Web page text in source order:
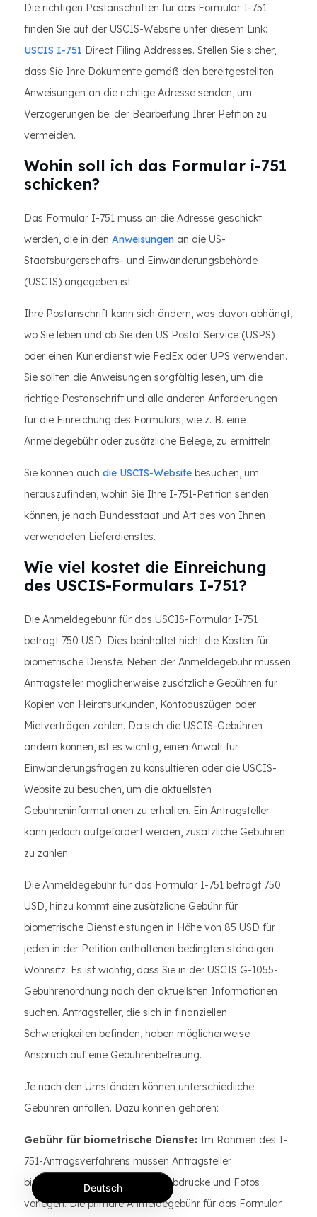
Die richtigen Postanschriften für das Formular I-751
finden Sie auf der USCIS-Website unter diesem Link:
USCIS I-751 Direct Filing Addresses. Stellen Sie sicher,
dass Sie Ihre Dokumente gemäß den bereitgestellten
Anweisungen an die richtige Adresse senden, um
Verzögerungen bei der Bearbeitung Ihrer Petition zu
vermeiden.
Wohin soll ich das Formular i-751
schicken?
Das Formular I-751 muss an die Adresse geschickt
werden, die in den Anweisungen an die US-
Staatsbürgerschafts- und Einwanderungsbehörde
(USCIS) angegeben ist.
Ihre Postanschrift kann sich ändern, was davon abhängt,
wo Sie leben und ob Sie den US Postal Service (USPS)
oder einen Kurierdienst wie FedEx oder UPS verwenden.
Sie sollten die Anweisungen sorgfältig lesen, um die
richtige Postanschrift und alle anderen Anforderungen
für die Einreichung des Formulars, wie z. B. eine
Anmeldegebühr oder zusätzliche Belege, zu ermitteln.
Sie können auch die USCIS-Website besuchen, um
herauszufinden, wohin Sie Ihre I-751-Petition senden
können, je nach Bundesstaat und Art des von Ihnen
verwendeten Lieferdienstes.
Wie viel kostet die Einreichung
des USCIS-Formulars I-751?
Die Anmeldegebühr für das USCIS-Formular I-751
beträgt 750 USD. Dies beinhaltet nicht die Kosten für
biometrische Dienste. Neben der Anmeldegebühr müssen
Antragsteller möglicherweise zusätzliche Gebühren für
Kopien von Heiratsurkunden, Kontoauszügen oder
Mietverträgen zahlen. Da sich die USCIS-Gebühren
ändern können, ist es wichtig, einen Anwalt für
Einwanderungsfragen zu konsultieren oder die USCIS-
Website zu besuchen, um die aktuellsten
Gebühreninformationen zu erhalten. Ein Antragsteller
kann jedoch aufgefordert werden, zusätzliche Gebühren
zu zahlen.
Die Anmeldegebühr für das Formular I-751 beträgt 750
USD, hinzu kommt eine zusätzliche Gebühr für
biometrische Dienstleistungen in Höhe von 85 USD für
jeden in der Petition enthaltenen bedingten ständigen
Wohnsitz. Es ist wichtig, dass Sie in der USCIS G-1055-
Gebührenordnung nach den aktuellsten Informationen
suchen. Antragsteller, die sich in finanziellen
Schwierigkeiten befinden, haben möglicherweise
Anspruch auf eine Gebührenbefreiung.
Je nach den Umständen können unterschiedliche
Gebühren anfallen. Dazu können gehören:
Gebühr für biometrische Dienste: Im Rahmen des I-
751-Antragsverfahrens müssen Antragsteller
biometrische Daten wie Fingerabdrücke und Fotos
vorlegen. Die primäre Anmeldegebühr für das Formular
Deutsch